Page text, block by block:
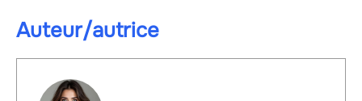
Auteur/autrice